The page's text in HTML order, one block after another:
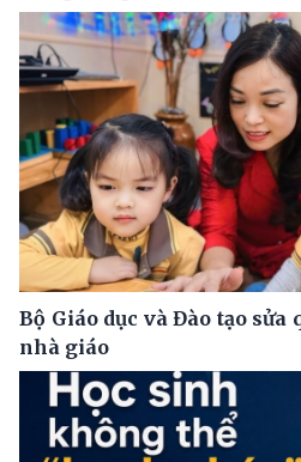
Bộ Giáo dục và Đào tạo
nhà giáo